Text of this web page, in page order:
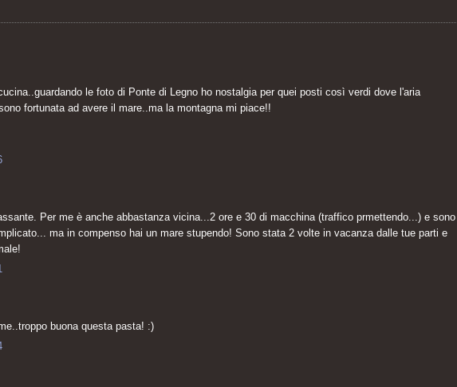
le foto di Ponte di Legno ho nostalgia per quei posti così verdi dove l'aria
fortunata ad avere il mare..ma la montagna mi piace!!
Per me è anche abbastanza vicina...2 ore e 30 di macchina (traffico prmettendo...) e sono
ma in compenso hai un mare stupendo! Sono stata 2 volte in vacanza dalle tue parti e
buona questa pasta! :)